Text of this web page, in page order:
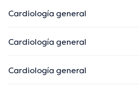
Cardiología general
Cardiología general
Cardiología general